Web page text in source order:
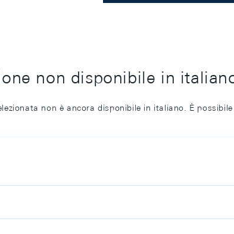
non disponibile in
non è ancora disponibile in italiano. È